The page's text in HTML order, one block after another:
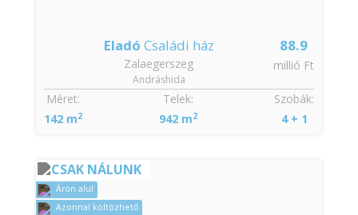
88.9
millió Ft
Eladó Családi ház
Zalaegerszeg
Andráshida
Szobák:
4 + 1
Méret:
142 m2
Telek:
942 m2
CSAK NÁLUNK
Áron alul
Azonnal költözhető